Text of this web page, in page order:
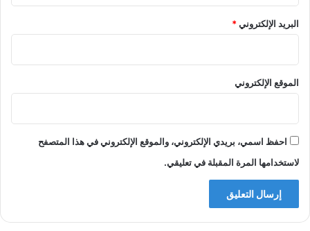
البريد الإلكتروني*
الموقع الإلكتروني
احفظ اسمي، بريدي الإلكتروني، والموقع الإلكتروني في هذا المتصفح
لاستخدامها المرة المقبلة في تعليقي.